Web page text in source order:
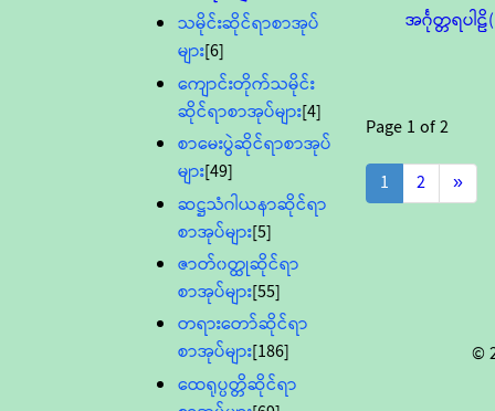
သမိုင်းဆိုင်ရာစာအုပ်
များ[6]
ကျောင်းတိုက်သမိုင်း
ဆိုင်ရာစာအုပ်များ[4]
စာမေးပွဲဆိုင်ရာစာအုပ်
များ[49]
ဆဋ္ဌသံဂါယနာဆိုင်ရာ
စာအုပ်များ[5]
ဇာတ်၀တ္ထုဆိုင်ရာ
စာအုပ်များ[55]
တရားတော်ဆိုင်ရာ
စာအုပ်များ[186]
ထေရုပ္ပတ္တိဆိုင်ရာ
အင်္ဂုတ္တရပါဠိ
Page1 of2
1
2 »
©